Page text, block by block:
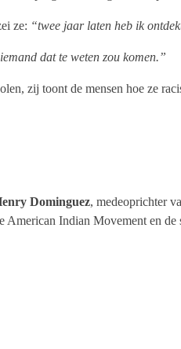
ze: “twee jaar laten heb ik
dat te weten zou komen.”
zij toont de mensen hoe ze
Dominguez, medeoprichter
American Indian Movement en